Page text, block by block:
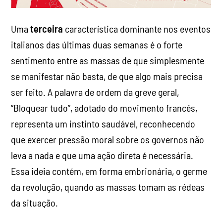
Umaterceira característica dominante nos eventos
italianos das últimas duas semanas é o forte
sentimento entre as massas de que simplesmente
se manifestar não basta, de que algo mais precisa
ser feito. A palavra de ordem da greve geral,
“Bloquear tudo”, adotado do movimento francês,
representa um instinto saudável, reconhecendo
que exercer pressão moral sobre os governos não
leva a nada e que uma ação direta é necessária.
Essa ideia contém, em forma embrionária, o germe
da revolução, quando as massas tomam as rédeas
da situação.